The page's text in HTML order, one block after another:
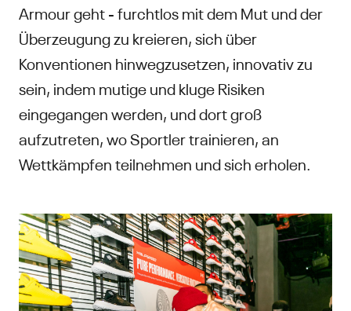
Armour geht - furchtlos mit dem Mut und der
Überzeugung zu kreieren, sich über
Konventionen hinwegzusetzen, innovativ zu
sein, indem mutige und kluge Risiken
eingegangen werden, und dort groß
aufzutreten, wo Sportler trainieren, an
Wettkämpfen teilnehmen und sich erholen.